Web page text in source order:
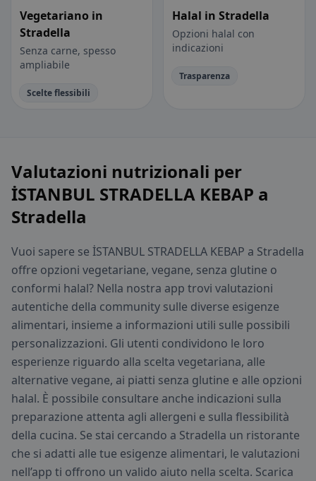
Vegetariano in
Stradella
Senza carne, spesso
ampliabile
Scelte flessibili
Halal in Stradella
Opzioni halal con
indicazioni
Trasparenza
Valutazioni nutrizionali per
İSTANBUL STRADELLA KEBAP a
Stradella
Vuoi sapere se İSTANBUL STRADELLA KEBAP a Stradella
offre opzioni vegetariane, vegane, senza glutine o
conformi halal? Nella nostra app trovi valutazioni
autentiche della community sulle diverse esigenze
alimentari, insieme a informazioni utili sulle possibili
personalizzazioni. Gli utenti condividono le loro
esperienze riguardo alla scelta vegetariana, alle
alternative vegane, ai piatti senza glutine e alle opzioni
halal. È possibile consultare anche indicazioni sulla
preparazione attenta agli allergeni e sulla flessibilità
della cucina. Se stai cercando a Stradella un ristorante
che si adatti alle tue esigenze alimentari, le valutazioni
nell’app ti offrono un valido aiuto nella scelta. Scarica